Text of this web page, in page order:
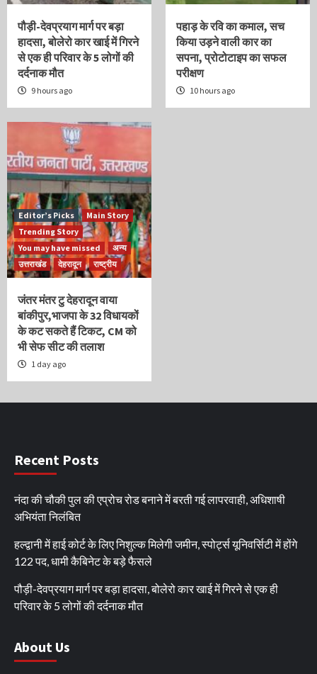
पौड़ी-देवप्रयाग मार्ग पर बड़ा
हादसा, बोलेरो कार खाई में गिरने
से एक ही परिवार के 5 लोगों की
दर्दनाक मौत
9 hours ago
पहाड़ के रवि का कमाल, सच
किया उड़ने वाली कार का
सपना, प्रोटोटाइप का सफल
परीक्षण
10 hours ago
Editor’s Picks
Main Story
Trending Story
You may have missed
अन्य
उत्तराखंड
देहरादून राष्ट्रीय
जंतर मंतर टु देहरादून वाया
बांकीपुर,भाजपा के 32 विधायकों
के कट सकते हैं टिकट, CM को
भी सेफ सीट की तलाश
1 day ago
Recent Posts
नंदा की चौकी पुल की एप्रोच रोड बनाने में बरती गई लापरवाही, अधिशाषी
अभियंता निलंबित
हल्द्वानी में हाई कोर्ट के लिए निशुल्क मिलेगी जमीन, स्पोर्ट्स यूनिवर्सिटी में होंगे
122 पद, धामी कैबिनेट के बड़े फैसले
पौड़ी-देवप्रयाग मार्ग पर बड़ा हादसा, बोलेरो कार खाई में गिरने से एक ही
परिवार के 5 लोगों की दर्दनाक मौत
About Us